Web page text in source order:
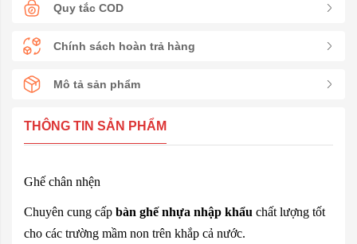
Quy tắc COD
Chính sách hoàn trả hàng
Mô tả sản phẩm
THÔNG TIN SẢN PHẨM
Ghế chân nhện
Chuyên cung cấp bàn ghế nhựa nhập khẩu chất lượng tốt
cho các trường mầm non trên khắp cả nước.